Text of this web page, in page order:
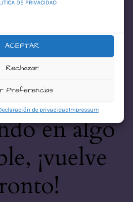
DE PRIVACIDAD
ACEPTAR
Rechazar
Preferencias
de privacidadImpressum
este
Estamos
en algo
¡vuelve